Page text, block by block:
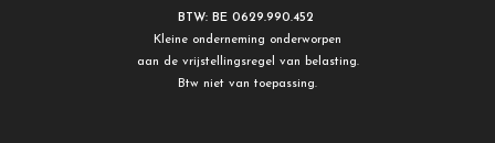
BTW: BE 0629.990.452
Kleine onderneming onderworpen
aan de vrijstellingsregel van belasting.
Btw niet van toepassing.